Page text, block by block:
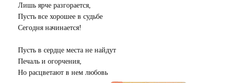
Лишь ярче разгорается,
Пусть все хорошее в судьбе
Сегодня начинается!
Пусть в сердце места не найдут
Печаль и огорчения,
Но расцветают в нем любовь